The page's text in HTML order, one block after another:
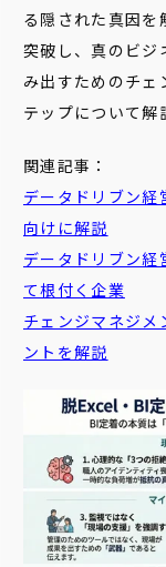
る隠された真因を
突破し、真のビジ
み出すためのチェ
テップについて解
関連記事：
データドリブン経
向けに解説
データドリブン経
て根付く企業
チェンジマネジメ
ントを解説